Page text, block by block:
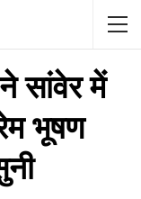
सांवेर में
भूषण